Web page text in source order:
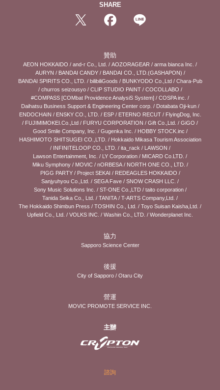
SHARE
贊助
AEON HOKKAIDO / and-r Co., Ltd. / AOZORAGEAR / arma bianca Inc. /
AURYN / BANDAI CANDY/ BANDAI CO., LTD.(GASHAPON) /
BANDAI SPIRITS CO., LTD. / bilibiliGoods / BUNKYODO Co.,Ltd/ Chara-Pub
/ churros seizousyo/ CLIP STUDIO PAINT/ COCOLLABO /
#COMPASS [COMbat Providence AnalysiS System] / COSPA inc. /
Daihatsu Business Support & Engineering Center corp. / Dotabata Oji-kun/
ENDOCHAIN / ENSKY CO., LTD. / ESP/ ETERNO RECUT/ FlyingDog, Inc.
/ FUJIMIMOKEI.Co.,Ltd / FURYU CORPORATION / Gift Co.,Ltd. / GiGO /
Good Smile Company, Inc. / Gugenka Inc. / HOBBY STOCK.inc /
HASHIMOTO SHITSUGEI CO.,LTD. / Hokkaido Mikasa Tourism Association
/ INFINITELOOP CO., LTD. / ita_rack / LAWSON /
Lawson Entertainment, Inc. / LY Corporation / MICARD Co.LTD. /
Miku Symphony/ MOVIC/ nORBESA/ NORTH ONE CO., LTD. /
PIGG PARTY/ Project SEKAI / REDEAGLES HOKKAIDO /
Sanjyuhyou Co.,Ltd. / SEGA Fave / SNOW CRASH LLC. /
Sony Music Solutions Inc. / ST-ONE Co.,LTD/ taito corporation/
Tanida Seika Co., Ltd. / TANITA / T-ARTS Company,Ltd. /
The Hokkaido Shimbun Press / TOSHIN Co., Ltd. / Toyo Suisan Kaisha,Ltd. /
Upfield Co., Ltd. / VOLKS INC. / Washin Co., LTD. / Wonderplanet Inc.
協力
Sapporo Science Center
後援
City of Sapporo / Otaru City
營運
MOVIC PROMOTE SERVICE INC.
主辦
諮詢